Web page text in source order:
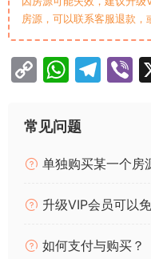
房源，可以联系客服退款，
C
p
Li
n
W
at
A
p
T
a
m
常见问题
单独购买某一个房
升级VIP会员可以
如何支付与购买？